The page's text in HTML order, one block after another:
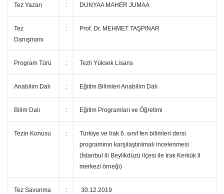
Tez Yazarı : DUNYAA MAHER JUMAA
Tez
Danışmanı
: Prof. Dr. MEHMET TAŞPINAR
Program Türü : Tezli Yüksek Lisans
Anabilim Dalı : Eğitim Bilimleri Anabilim Dalı
Bilim Dalı : Eğitim Programları ve Öğretimi
Tezin Konusu :
Türkiye ve Irak 6. sınıf fen bilimleri dersi
programının karşılaştırılmalı incelenmesi
(İstanbul ili Beylikdüzü ilçesi ile Irak Kerkük il
merkezi örneği)
Tez Savunma
: 30.12.2019